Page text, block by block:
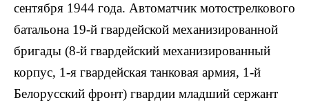
сентября 1944 года. Автоматчик мотострелкового
батальона 19-й гвардейской механизированной
бригады (8-й гвардейский механизированный
корпус, 1-я гвардейская танковая армия, 1-й
Белорусский фронт) гвардии младший сержант